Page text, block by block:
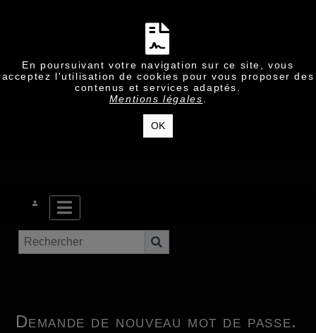
En poursuivant votre navigation sur ce site, vous
acceptez l'utilisation de cookies pour vous proposer des
contenus et services adaptés.
Mentions légales
OK
Demande de nouveau mot de passe.